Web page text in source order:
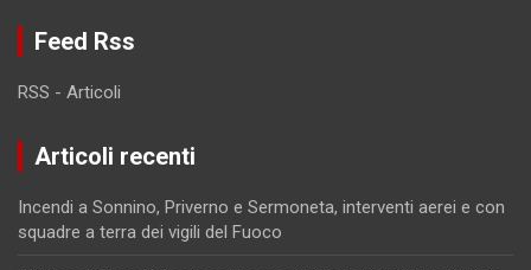
Feed Rss
RSS - Articoli
Articoli recenti
Incendi a Sonnino, Priverno e Sermoneta, interventi aerei e con
squadre a terra dei vigili del Fuoco